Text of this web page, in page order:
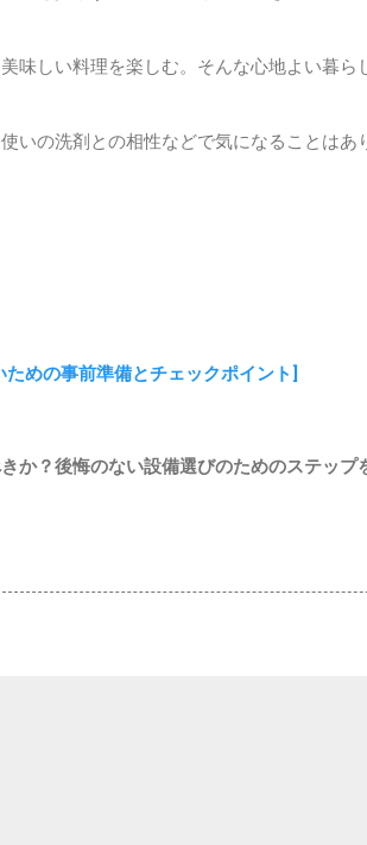
味しい料理を楽しむ。そんな心地よい暮ら
いの洗剤との相性などで気になることはあ
めの事前準備とチェックポイント]
か？後悔のない設備選びのためのステップ